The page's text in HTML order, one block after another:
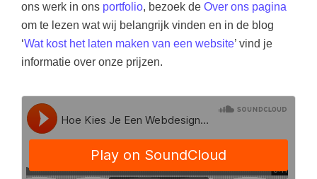
ons werk in ons portfolio, bezoek de Over ons pagina
om te lezen wat wij belangrijk vinden en in de blog
‘Wat kost het laten maken van een website’ vind je
informatie over onze prijzen.